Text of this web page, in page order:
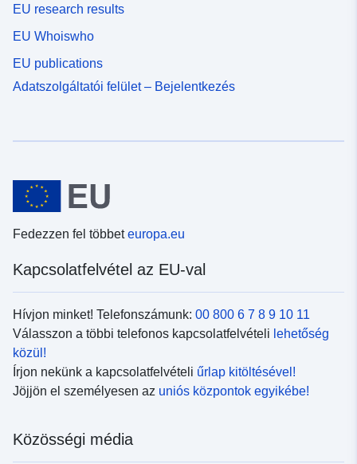
EU research results
EU Whoiswho
EU publications
Adatszolgáltatói felület – Bejelentkezés
Fedezzen fel többeteuropa.eu
Kapcsolatfelvétel az EU-val
Hívjon minket! Telefonszámunk: 00 800 6 7 8 9 10 11
Válasszon a többi telefonos kapcsolatfelvételi lehetőség
közül!
Írjon nekünk a kapcsolatfelvételi űrlap kitöltésével!
Jöjjön el személyesen az uniós központok egyikébe!
Közösségi média